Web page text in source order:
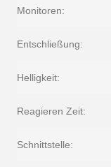
Monitoren:
Entschließung:
Helligkeit:
Reagieren Zeit:
Schnittstelle: